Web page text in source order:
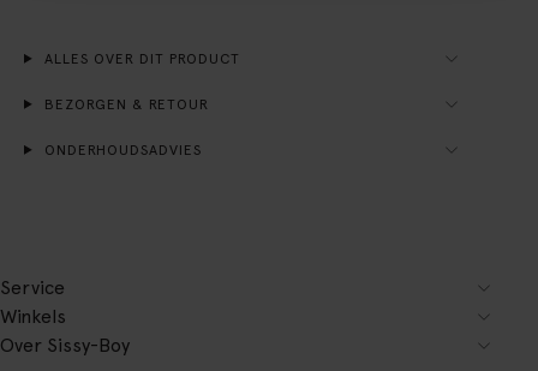
ALLES OVER DIT PRODUCT
BEZORGEN & RETOUR
ONDERHOUDSADVIES
Service
Winkels
Over Sissy-Boy